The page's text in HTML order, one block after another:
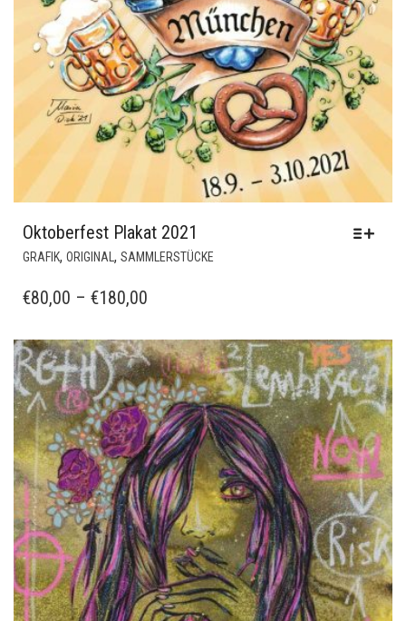
Oktoberfest Plakat 2021
GRAFIK, ORIGINAL , SAMMLERSTÜCKE
AUF.
DIE
OPTIONEN
KÖNNEN
AUF
DER
PRODUKTSEITE
GEWÄHLT
WERDEN
€80,00 – €180,00
BIS
€180,00